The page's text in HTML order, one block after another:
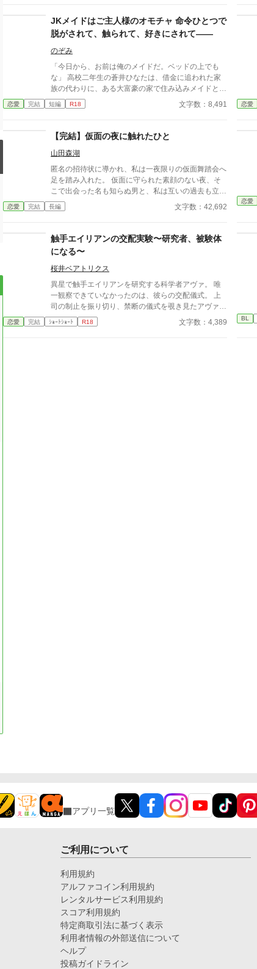
スに乗り込んできた。 受け取ろうとすると邪魔だと
言われる。 そして、月のことを『チビ団子』と呼ん
だのだ。 医療従事者と思われるボサボサマスク男は
運転手の処置をして、月が文句を言う間もなく、救急
車に同乗して去ってしまった。 最悪の出会いをし、
二度と会いたくない相手の正体は⁇ 作品はフィクショ
ンです。 本来の仕事内容とは異なる描写があると思
います。
JKメイドはご主人様のオモチャ 命令ひとつで
脱がされて、触られて、好きにされて――
のぞみ
「今日から、お前は俺のメイドだ。ベッドの上でも
な」 高校二年生の蒼井ひなたは、借金に追われた家
族の代わりに、ある大富豪の家で住み込みメイドとし
て働くことに。 そこは、まるでおとぎ話に出てきそ
うな大きな洋館。 でも、そこで待っていたのは、同
格が超ドSな御曹司、天城 蓮だった。 昼間は生徒会
普通じゃない。 「掃除だけじゃダメだろ？ ご主人
様の癒しも、メイドの大事な仕事だろ？」 手を握ら
れるたび、耳元で囁かれるたび、心臓がバクバクす
る。 なのに、ひなたの体はどんどん反応してしまっ
かれていくひなた。 だけど、彼にはまだ知られてい
い。 恋と欲望が交差する、ちょっぴり危険な主従ラ
ブストーリー。
恋愛 完結 短編 R18 文字数：8,491 恋愛
【完結】仮面の夜に触れたひと
山田森湖
匿名の招待状に導かれ、私は一夜限りの仮面舞踏会へ
足を踏み入れた。 仮面に守られた素顔のない夜、そ
こで出会った名も知らぬ男と、私は互いの過去も立場
も伏せたまま、抗えない引力に身を委ねる。 「今夜
だけ」——そう約束したはずの関係は、夜明けととも
は、日常へ戻った私の心から消えることはなかった。
数日後、仕事の場で再会した一人の男性。 仮面を外
したその声に、私は確信する。 あの夜の男は、決し
て“過去”にはならない。 名前を呼ばず、素性を語ら
ず、ただ感情と身体だけを重ねる密会。 惹かれ合う
ほどに増していく不安と疑念。 彼は何者なのか。 そ
して、私は彼に何を隠しているのか。 やがて明かさ
れる彼の正体と、私自身の秘密。 仮面の下に隠され
ていたのは、欲望だけではなく、社会的立場と危うい
恋愛 完結 長編 文字数：42,692
恋愛
触手エイリアンの交配実験〜研究者、被験体
になる〜
桜井ベアトリクス
異星で触手エイリアンを研究する科学者アヴァ。 唯
一観察できていなかったのは、彼らの交配儀式。 上
司の制止を振り切り、禁断の儀式を覗き見たアヴァは
―― 交わる触手に、抑えきれない欲望を覚える。
「私も……私も交配したい」 太く長い触手が、体の
恋愛 完結 ｼｮｰﾄｼｮｰﾄ R18 文字数：4,389 BL
アプリ一覧
ご利用について
利用規約
アルファコイン利用規約
レンタルサービス利用規約
スコア利用規約
特定商取引法に基づく表示
利用者情報の外部送信について
ヘルプ
投稿ガイドライン